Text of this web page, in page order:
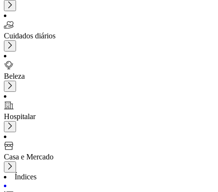
Cuidados diários
Beleza
Hospitalar
Casa e Mercado
Índices